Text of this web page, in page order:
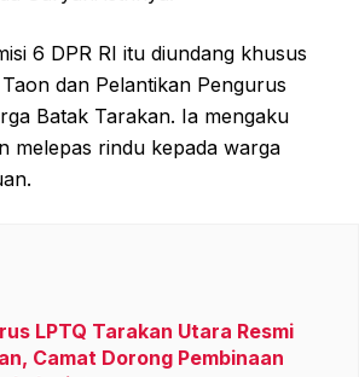
6 DPR RI itu diundang khusus
dan Pelantikan Pengurus
Batak Tarakan. Ia mengaku
melepas rindu kepada warga
LPTQ Tarakan Utara Resmi
Camat Dorong Pembinaan